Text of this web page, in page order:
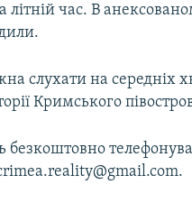
час. В
слухати на середніх
Кримського